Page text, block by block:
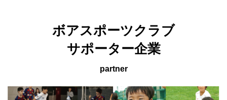
ボアスポーツクラブ
サポーター企業
partner